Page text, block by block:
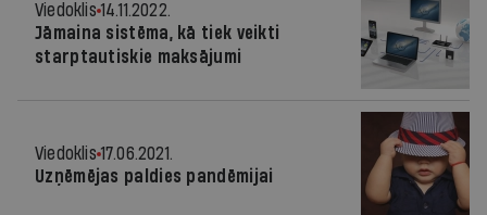
Viedoklis 14.11.2022.
Jāmaina sistēma, kā tiek veikti
starptautiskie maksājumi
Viedoklis 17.06.2021.
Uzņēmējas paldies pandēmijai